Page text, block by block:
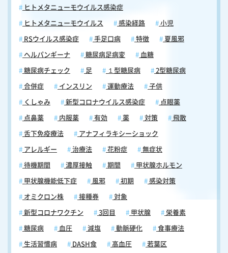
ヒトメタニューモウイルス感染症
ヒトメタニューモウイルス 感染経路 小児
RSウイルス感染症 手足口病 特徴 夏風邪
ヘルパンギーナ 糖尿病足病変 血糖
糖尿病チェック 足 １型糖尿病 2型糖尿病
合併症 インスリン 運動療法 子供
くしゃみ 新型コロナウイルス感染症 点眼薬
点鼻薬 内服薬 有効 薬 対策 飛散
舌下免疫療法 アナフィラキシーショック
アレルギー 治療法 花粉症 無症状
待機期間 濃厚接触 期間 甲状腺ホルモン
甲状腺機能低下症 風邪 初期 感染対策
オミクロン株 接種券 対象
新型コロナワクチン 3回目 甲状腺 栄養素
糖尿病 血圧 減塩 動脈硬化 食事療法
生活習慣病 DASH食 高血圧 若葉区